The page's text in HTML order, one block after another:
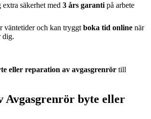
säkerhet med 3 års garanti på arbete
väntetider och kan tryggt boka tid online när
dig.
eller reparation av avgasgrenrör till
Avgasgrenrör byte eller